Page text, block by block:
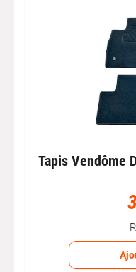
Tapis Vendôme